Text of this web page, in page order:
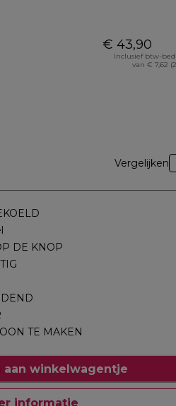
€ 43,90
Inclusief btw-
van € 7,62
Vergelijken
DE KNOP
TE MAKEN
aan winkelwagentje
informatie